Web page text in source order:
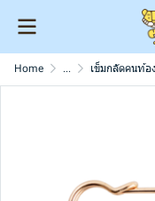
Home ... เข็มกลัดคนท้อง